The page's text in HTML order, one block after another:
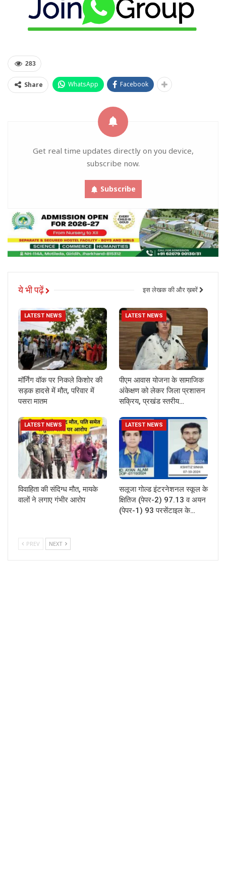
283
Share WhatsApp Facebook
Get real time updates directly on you device,
subscribe now.
Subscribe
ये भी पढ़ें इस लेखक की और ख़बरें
LATEST NEWS
मॉर्निंग वॉक पर निकले किशोर की
सड़क हादसे में मौत, परिवार में
पसरा मातम
LATEST NEWS
पीएम आवास योजना के सामाजिक
अंकेक्षण को लेकर जिला प्रशासन
सक्रिय, प्रखंड स्तरीय…
LATEST NEWS
विवाहिता की संदिग्ध मौत, मायके
वालों ने लगाए गंभीर आरोप
LATEST NEWS
सलूजा गोल्ड इंटरनेशनल स्कूल के
क्षितिज (पेपर-2) 97.13 व अयन
(पेपर-1) 93 परसेंटाइल के…
PREV NEXT